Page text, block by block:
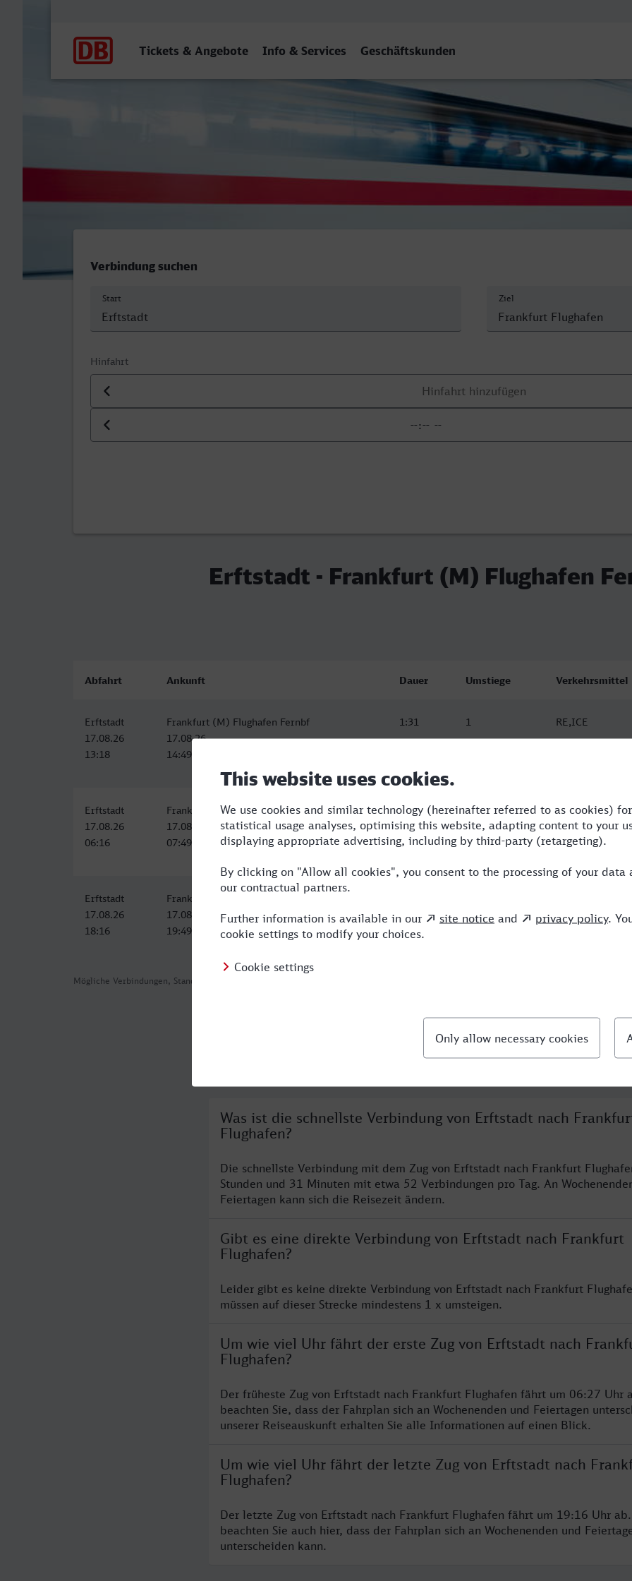
Tickets & Angebote Info & Services Geschäftskunden
Erftstadt - Frankfurt (M) Flughafen Fernbf
Verbindung suchen
Start Ziel
Hinfahrt
Datum der Hinfahrt
Uhrzeit der Hinfahrt
Erftstadt - Frankfurt (M) Flughafen
Mögliche Verbindungen, Stand: 2026-08-03 14:36
Abfahrt Ankunft Dauer Umstiege Verkehrsmittel
Erftstadt
17.08.26
13:18
Frankfurt (M) Flughafen Fernbf
17.08.26
14:49
1:31 1 RE,ICE
Erftstadt
17.08.26
06:16
Frankfurt (M) Flughafen Fernbf
17.08.26
07:49
1:33 1 RE,ICE
Erftstadt
17.08.26
18:16
Frankfurt (M) Flughafen Fernbf
17.08.26
19:49
Was ist die schnellste Verbindung von Erftstadt nach
Flughafen?
Die schnellste Verbindung mit dem Zug von Erftstadt nach Frankfurt
Stunden und 31 Minuten mit etwa 52 Verbindungen pro Tag. An
Feiertagen kann sich die Reisezeit ändern.
Gibt es eine direkte Verbindung von Erftstadt nach Frankfurt
Flughafen?
Leider gibt es keine direkte Verbindung von Erftstadt nach Frankfurt
müssen auf dieser Strecke mindestens 1 x umsteigen.
Um wie viel Uhr fährt der erste Zug von Erftstadt nach
Flughafen?
Der früheste Zug von Erftstadt nach Frankfurt Flughafen fährt um 06:27 Uhr
beachten Sie, dass der Fahrplan sich an Wochenenden und Feiertagen
unserer Reiseauskunft erhalten Sie alle Informationen auf einen Blick.
Um wie viel Uhr fährt der letzte Zug von Erftstadt nach
Flughafen?
Der letzte Zug von Erftstadt nach Frankfurt Flughafen fährt um 19:16 Uhr
beachten Sie auch hier, dass der Fahrplan sich an Wochenenden und
unterscheiden kann.